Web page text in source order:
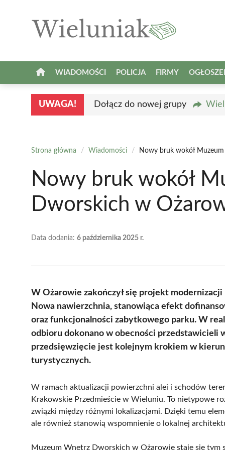
WIADOMOŚCI POLICJA FIRMY
UWAGA! Dołącz do nowej grupy
Strona główna / Wiadomości / Nowy bruk wokół
Nowy bruk wokół
Dworskich w
Data dodania: 6 października 2025 r.
W Ożarowie zakończył się projekt
Nowa nawierzchnia, stanowiąca efekt
oraz funkcjonalności zabytkowego parku. W
odbioru dokonano w obecności przedstawicieli
przedsięwzięcie jest kolejnym krokiem w
turystycznych.
W ramach aktualizacji powierzchni alei i schodów
Krakowskie Przedmieście w Wieluniu. To nietypowe
związki między różnymi lokalizacjami. Dzięki temu
ale również stanowią wspomnienie o lokalnej
Muzeum Wnętrz Dworskich w Ożarowie staje się tym